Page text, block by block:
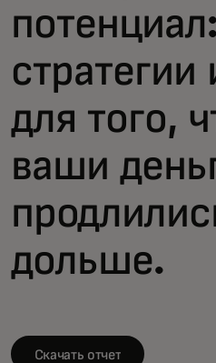
потенциал:
для того,
ваши
дольше.
Скачать отчет